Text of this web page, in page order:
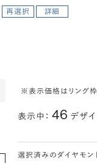
再選択 詳細
※表示価格はリング
表示中： 46 デザ
選択済みのダイヤモン